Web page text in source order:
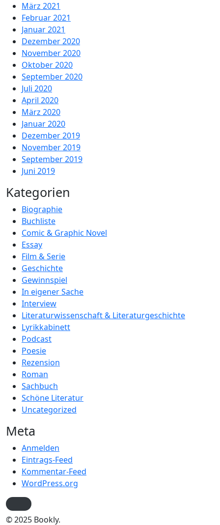
März 2021
Februar 2021
Januar 2021
Dezember 2020
November 2020
Oktober 2020
September 2020
Juli 2020
April 2020
März 2020
Januar 2020
Dezember 2019
November 2019
September 2019
Juni 2019
Kategorien
Biographie
Buchliste
Comic & Graphic Novel
Essay
Film & Serie
Geschichte
Gewinnspiel
In eigener Sache
Interview
Literaturwissenschaft & Literaturgeschichte
Lyrikkabinett
Podcast
Poesie
Rezension
Roman
Sachbuch
Schöne Literatur
Uncategorized
Meta
Anmelden
Eintrags-Feed
Kommentar-Feed
WordPress.org
© 2025 Bookly.